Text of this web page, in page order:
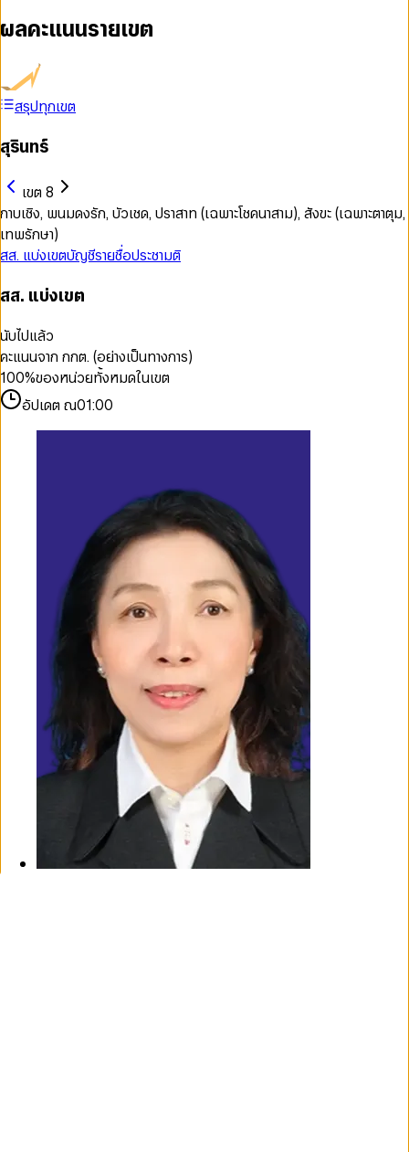
ผลคะแนนรายเขต
สรุปทุกเขต
สุรินทร์
เขต 8
กาบเชิง, พนมดงรัก, บัวเชด, ปราสาท (เฉพาะโชคนาสาม), สังขะ (เฉพาะตาตุม,
เทพรักษา)
สส. แบ่งเขตบัญชีรายชื่อประชามติ
สส. แบ่งเขต
นับไปแล้ว
คะแนนจาก กกต. (อย่างเป็นทางการ)
100%ของหน่วยทั้งหมดในเขต
อัปเดต ณ01:00